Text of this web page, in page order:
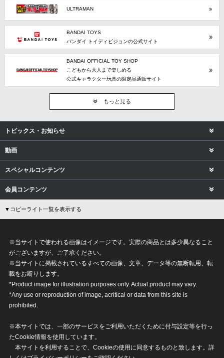
ULTRAMAN
BANDAI TOYS
バンダイ トイディビジョンの公式サイト
BANDAI OFFICIAL TOY SHOP
こどもから大人まで楽しめる
公式キャラクター玩具の限定品通販サイト
もっと見る
トピックス・お知らせ
動画
スペシャルコンテンツ
会員コンテンツ
▼コピーライト一覧を表示する
※当サイトで使われる画像はイメージです。実際の商品とは多少異なること
がございますが、ご了承ください。
※当サイトに掲載されているすべての画像、文章、データ等の無断転用、転
載をお断りします。
*Product image for illustration purposes only. Actual product may vary.
*Any use or reproduction of image, acritical or data from this site is
prohibited.
※本サイトでは、一部のサービスをご利用いただくために付与設定等を行っ
たCookie情報を使用しています。
本サイトを利用することで、Cookieの使用に同意するものと致します。詳